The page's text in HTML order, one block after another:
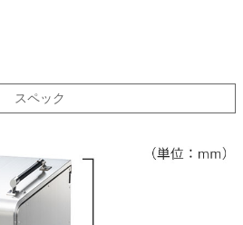
スペック